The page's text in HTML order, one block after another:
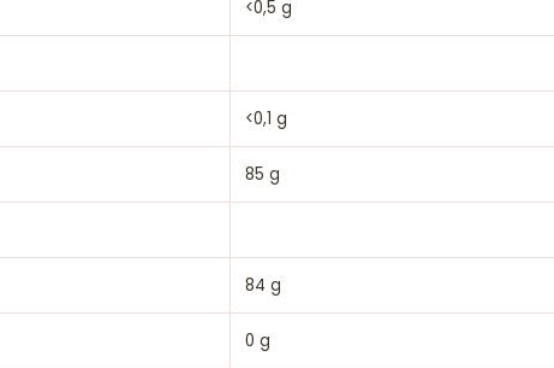
<0,5 g
<0,1 g
85 g
84 g
0 g